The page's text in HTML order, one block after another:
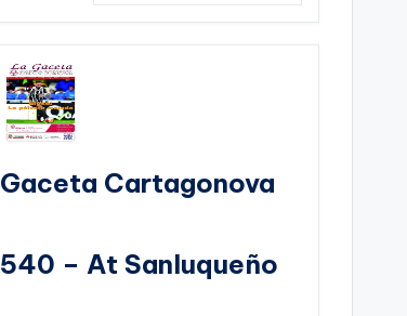
Gaceta Cartagonova
540 – At Sanluqueño